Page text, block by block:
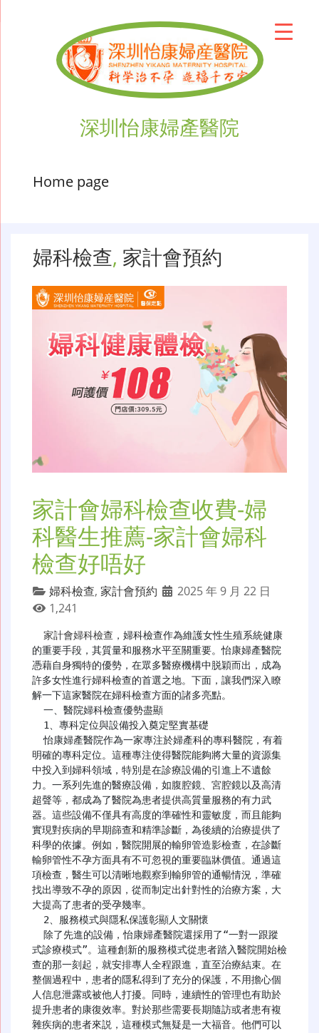
深圳怡康婦產醫院
Home page
婦科檢查, 家計會預約
家計會婦科檢查收費-婦
科醫生推薦-家計會婦科
檢查好唔好
婦科檢查, 家計會預約
2025 年 9 月 22 日
1,241
家計會婦科檢查 ，婦科檢查作為維護女性生殖系統健康
的重要手段，其質量和服務水平至關重要。怡康婦產醫院
憑藉自身獨特的優勢，在眾多醫療機構中脱穎而出，成為
許多女性進行婦科檢查的首選之地。下面，讓我們深入瞭
解一下這家醫院在婦科檢查方面的諸多亮點。
  怡康婦產醫院作為一家專注於婦產科的專科醫院，有着
明確的專科定位。這種專注使得醫院能夠將大量的資源集
中投入到婦科領域，特別是在診療設備的引進上不遺餘
力。一系列先進的醫療設備，如腹腔鏡、宮腔鏡以及高清
超聲等，都成為了醫院為患者提供高質量服務的有力武
器。這些設備不僅具有高度的準確性和靈敏度，而且能夠
實現對疾病的早期篩查和精準診斷，為後續的治療提供了
科學的依據。例如，醫院開展的輸卵管造影檢查，在診斷
輸卵管性不孕方面具有不可忽視的重要臨牀價值。通過這
項檢查，醫生可以清晰地觀察到輸卵管的通暢情況，準確
找出導致不孕的原因，從而制定出針對性的治療方案，大
大提高了患者的受孕幾率。
式診療模式”。這種創新的服務模式從患者踏入醫院開始檢
查的那一刻起，就安排專人全程跟進，直至治療結束。在
整個過程中，患者的隱私得到了充分的保護，不用擔心個
人信息泄露或被他人打擾。同時，連續性的管理也有助於
提升患者的康復效率。對於那些需要長期隨訪或者患有複
雜疾病的患者來説，這種模式無疑是一大福音。他們可以